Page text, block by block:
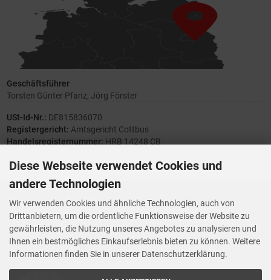
Geschäftsführer
Torsten Günter Pfanz, Jörg Förster
USt-Id-Nr.: DE815836070
Registergericht: Amtsgericht Cottbus
Handelsregisternummer: HRB 14248 CB
Ihre Meinung zählt
Vorwerk Ersatzteile
Wenn Ihnen der Service der StaubsaugerManufaktur gefallen hat,
bewerten Sie uns bitte bei Trustedshops.de
Diese Webseite verwendet Cookies und
andere Technologien
Wir verwenden Cookies und ähnliche Technologien, auch von
Drittanbietern, um die ordentliche Funktionsweise der Website zu
gewährleisten, die Nutzung unseres Angebotes zu analysieren und
Ihnen ein bestmögliches Einkaufserlebnis bieten zu können. Weitere
Informationen finden Sie in unserer Datenschutzerklärung.